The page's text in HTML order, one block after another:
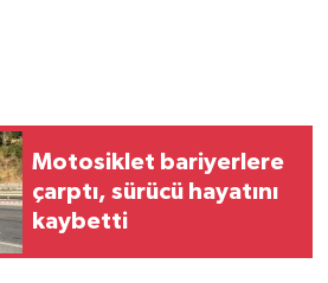
Motosiklet bariyerlere
çarptı, sürücü hayatını
kaybetti